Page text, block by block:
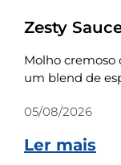
Zesty
Molho cremoso
um blend de
05/08/2026
Ler mais